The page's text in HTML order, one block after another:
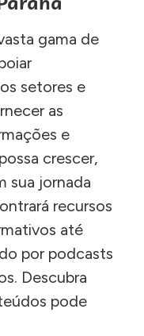
gama de
setores e
as
e
crescer,
sua jornada
recursos
até
por podcasts
Descubra
pode